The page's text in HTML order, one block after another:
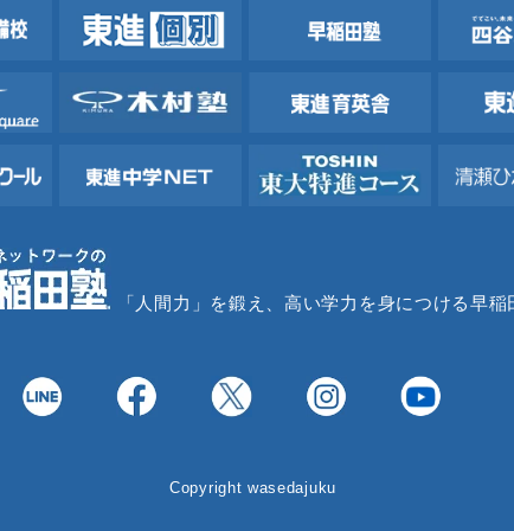
「人間力」を鍛え、高い学力を身につける早稲
Copyright wasedajuku